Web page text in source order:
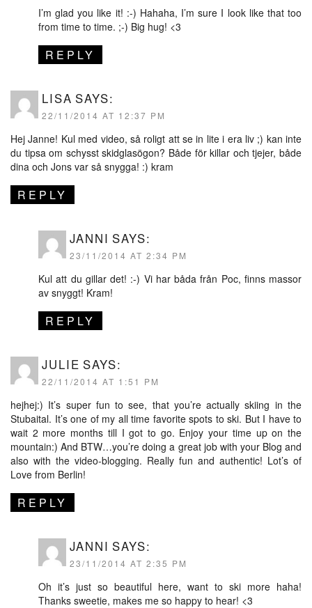
I’m glad you like it! :-) Hahaha, I’m sure I look like that too
from time to time. ;-) Big hug! <3
REPLY
LISA SAYS:
22/11/2014 AT 12:37 PM
Hej Janne! Kul med video, så roligt att se in lite i era liv ;) kan inte
du tipsa om schysst skidglasögon? Både för killar och tjejer, både
dina och Jons var så snygga! :) kram
REPLY
JANNI SAYS:
23/11/2014 AT 2:34 PM
Kul att du gillar det! :-) Vi har båda från Poc, finns massor
av snyggt! Kram!
REPLY
JULIE SAYS:
22/11/2014 AT 1:51 PM
hejhej:) It’s super fun to see, that you’re actually skiing in the
Stubaital. It’s one of my all time favorite spots to ski. But I have to
wait 2 more months till I got to go. Enjoy your time up on the
mountain:) And BTW…you’re doing a great job with your Blog and
also with the video-blogging. Really fun and authentic! Lot’s of
Love from Berlin!
REPLY
JANNI SAYS:
23/11/2014 AT 2:35 PM
Oh it’s just so beautiful here, want to ski more haha!
Thanks sweetie, makes me so happy to hear! <3